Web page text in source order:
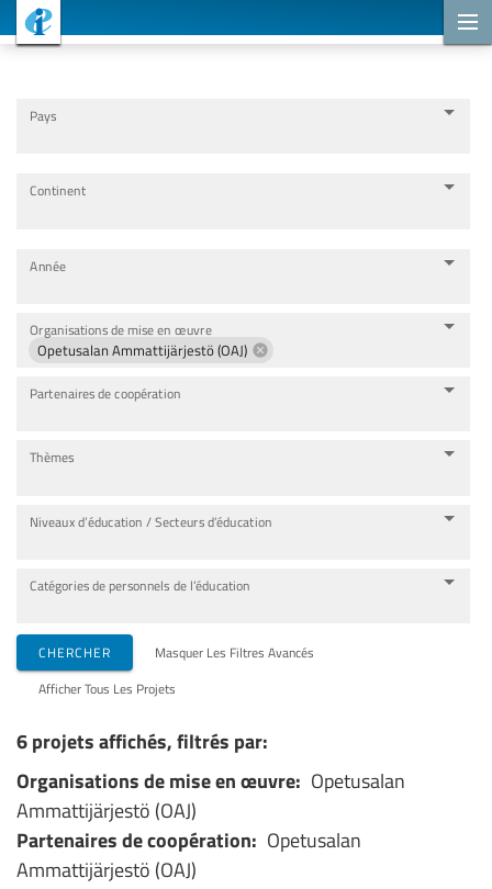
Pays
Continent
Année
Organisations de mise en œuvre
Opetusalan Ammattijärjestö (OAJ)
Partenaires de coopération
Thèmes
Niveaux d’éducation / Secteurs d’éducation
Catégories de personnels de l’éducation
CHERCHER Masquer Les Filtres Avancés
Afficher Tous Les Projets
6 projets affichés, filtrés par:
Organisations de mise en œuvre: Opetusalan
Ammattijärjestö (OAJ)
Partenaires de coopération: Opetusalan
Ammattijärjestö (OAJ)